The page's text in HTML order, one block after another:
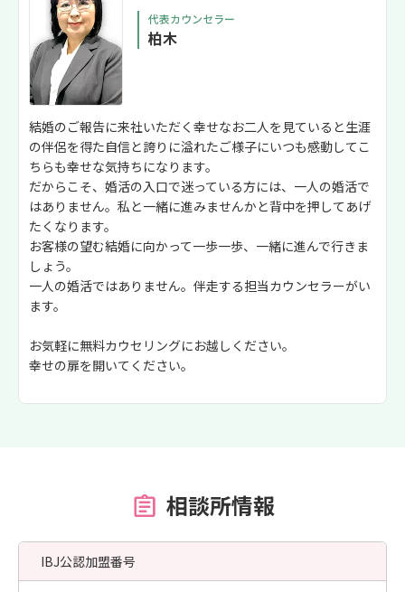
代表カウンセラー
柏木
結婚のご報告に来社いただく幸せなお二人を見ていると生涯
の伴侶を得た自信と誇りに溢れたご様子にいつも感動してこ
ちらも幸せな気持ちになります。
だからこそ、婚活の入口で迷っている方には、一人の婚活で
はありません。私と一緒に進みませんかと背中を押してあげ
たくなります。
お客様の望む結婚に向かって一歩一歩、一緒に進んで行きま
しょう。
一人の婚活ではありません。伴走する担当カウンセラーがい
ます。
お気軽に無料カウセリングにお越しください。
幸せの扉を開いてください。
相談所情報
IBJ公認加盟番号